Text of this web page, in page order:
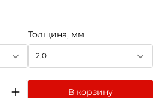
Толщина, мм
2,0
В корзину